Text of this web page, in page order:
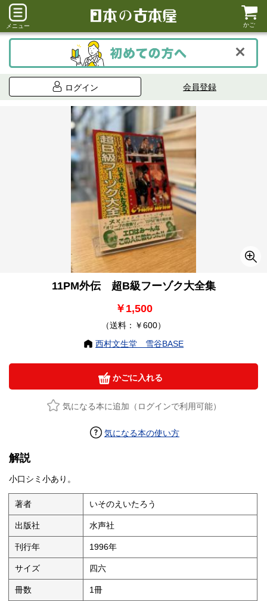
メニュー かご
ログイン 会員登録
11PM外伝 超B級フーゾク大全集
￥1,500
（送料：￥600）
西村文生堂 雪谷BASE
かごに入れる
気になる本に追加（ログインで利用可能）
気になる本の使い方
解説
小口シミ小あり。
著者 いそのえいたろう
出版社 水声社
刊行年 1996年
サイズ 四六
冊数 1冊